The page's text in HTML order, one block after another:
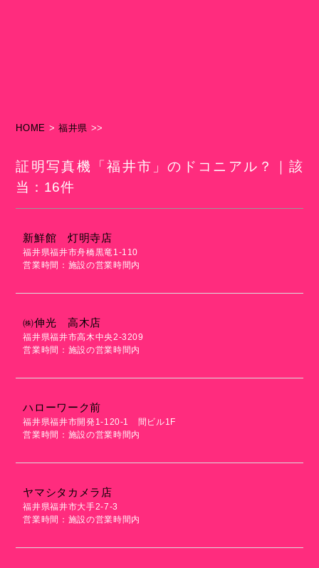
HOME > 福井県 >>
証明写真機「福井市」のドコニアル？｜該
当：16件
新鮮館 灯明寺店
福井県福井市舟橋黒竜1-110
営業時間：施設の営業時間内
㈱伸光 高木店
福井県福井市高木中央2-3209
営業時間：施設の営業時間内
ハローワーク前
福井県福井市開発1-120-1 間ビル1F
営業時間：施設の営業時間内
ヤマシタカメラ店
福井県福井市大手2-7-3
営業時間：施設の営業時間内